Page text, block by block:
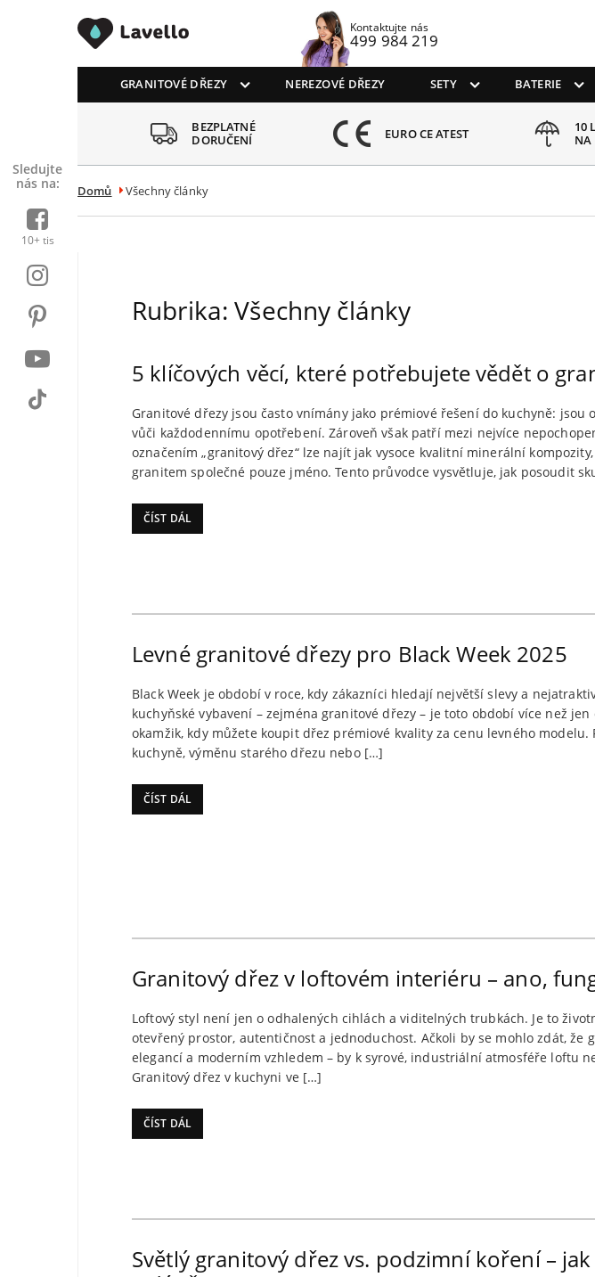
Kontaktujte nás
499 984 219
Sledujte
nás na:
10+ tis
GRANITOVÉ DŘEZY NEREZOVÉ DŘEZY SETY BATERIE
BEZPLATNÉ
DORUČENÍ
EURO CE ATEST
10
NA
Domů Všechny články
Rubrika:Všechny články
5 klíčových věcí, které potřebujete vědět o
Granitové dřezy jsou často vnímány jako prémiové řešení do kuchyně: jsou
vůči každodennímu opotřebení. Zároveň však patří mezi nejvíce
označením „granitový dřez“ lze najít jak vysoce kvalitní minerální
granitem společné pouze jméno. Tento průvodce vysvětluje, jak posoudit
ČÍST DÁL
Levné granitové dřezy pro Black Week 2025
Black Week je období v roce, kdy zákazníci hledají největší slevy a
kuchyňské vybavení – zejména granitové dřezy – je toto období více než
okamžik, kdy můžete koupit dřez prémiové kvality za cenu levného
kuchyně, výměnu starého dřezu nebo […]
ČÍST DÁL
Granitový dřez v loftovém interiéru – ano,
Loftový styl není jen o odhalených cihlách a viditelných trubkách. Je to
otevřený prostor, autentičnost a jednoduchost. Ačkoli by se mohlo zdát, že
elegancí a moderním vzhledem – by k syrové, industriální atmosféře loftu
Granitový dřez v kuchyni ve […]
ČÍST DÁL
Světlý granitový dřez vs. podzimní koření –